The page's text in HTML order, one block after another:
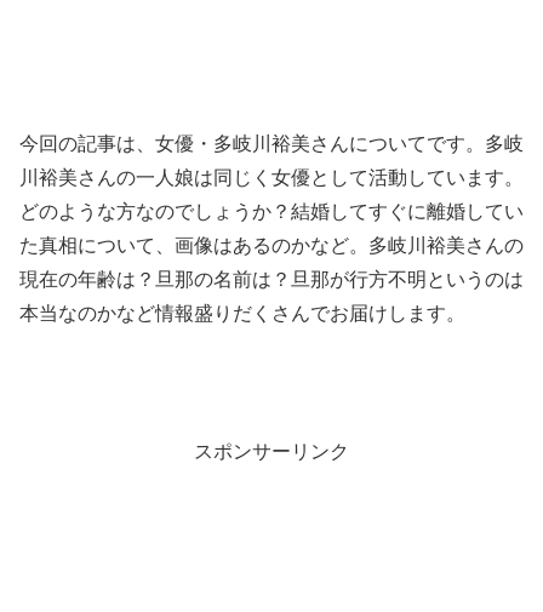
今回の記事は、女優・多岐川裕美さんについてです。 多岐
川裕美さんの一人娘は同じく女優として活動しています。
どのような方なのでしょうか？結婚してすぐに離婚してい
た真相について、画像はあるのかなど。多岐川裕美さんの
現在の年齢は？旦那の名前は？旦那が行方不明というのは
本当なのかなど情報盛りだくさんでお届けします。
スポンサーリンク